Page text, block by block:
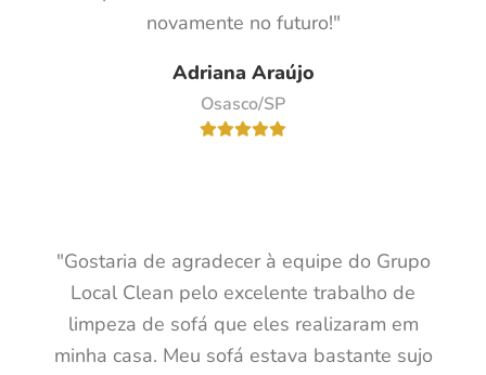
novamente no futuro!"
Adriana Araújo
Osasco/SP
"Gostaria de agradecer à equipe do Grupo
Local Clean pelo excelente trabalho de
limpeza de sofá que eles realizaram em
minha casa. Meu sofá estava bastante sujo